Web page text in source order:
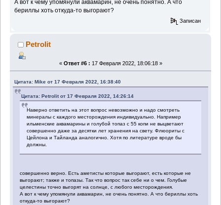
А вот к чему упомянули аквамарин, не очень понятно. А что
бериллы хоть откуда-то выгорают?
Записан
Petrolit
« Ответ #6 : 17 Февраля 2022, 18:06:18 »
Цитата: Mike от 17 Февраля 2022, 16:38:40
Цитата: Petrolit от 17 Февраля 2022, 14:26:14
Наверно ответить на этот вопрос невозможно и надо смотреть
минералы с каждого месторождения индивидуально. Например
ильменские аквамарины и голубой топаз с 55 копи не выцветают
совершенно даже за десятки лет хранения на свету. Флюориты с
Цейлона и Тайланда аналогично. Хотя по литературе вроде бы
должны.
совершенно верно. Есть аметисты которые выгорают, есть которые не
выгорают; также и топазы. Так что вопрос так себе ни о чем. Голубые
целестины точно выгорят на солнце, с любого месторождения.
А вот к чему упомянули аквамарин, не очень понятно. А что бериллы хоть
откуда-то выгорают?